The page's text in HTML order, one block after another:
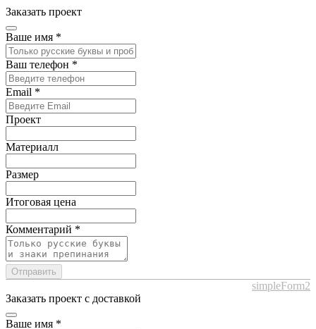
Заказать проект
Ваше имя *
Ваш телефон *
Email *
Проект
Материалл
Размер
Итоговая цена
Комментарий *
Отправить
simpleForm2
Заказать проект с доставкой
Ваше имя *